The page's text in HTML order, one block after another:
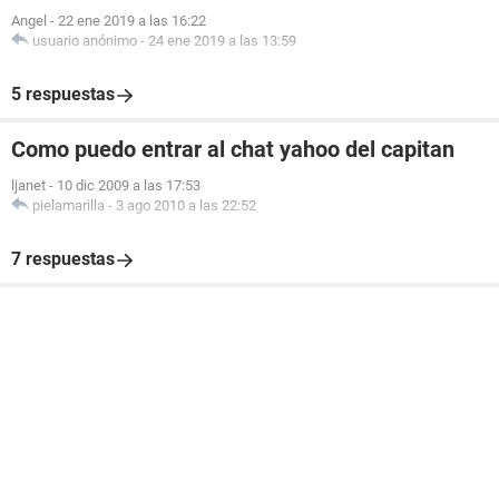
Angel - 22 ene 2019 a las 16:22
usuario anónimo - 24 ene 2019 a las 13:59
5 respuestas
Como puedo entrar al chat yahoo del capitan
ljanet - 10 dic 2009 a las 17:53
pielamarilla - 3 ago 2010 a las 22:52
7 respuestas